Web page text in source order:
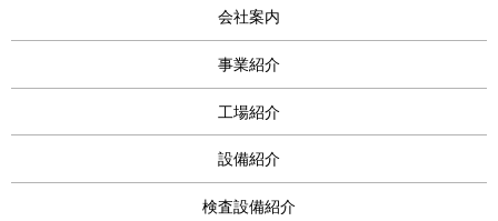
会社案内
事業紹介
工場紹介
設備紹介
検査設備紹介